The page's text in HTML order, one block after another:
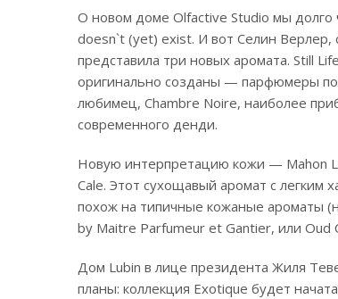
О новом доме Olfactive Studio мы долго
doesn`t (yet) exist. И вот Селин Верлер,
представила три новых аромата. Still
оригинально созданы — парфюмеры
любимец, Chambre Noire, наиболее
современного денди.
Новую интерпретацию кожи — Mahon
Cale. Этот сухощавый аромат с легким
похож на типичные кожаные ароматы
by Maitre Parfumeur et Gantier, или Oud
Дом Lubin в лице президента Жиля
планы: коллекция Exotique будет